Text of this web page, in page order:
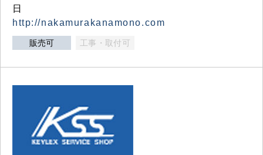
日
http://nakamurakanamono.com
販売可 工事・取付可